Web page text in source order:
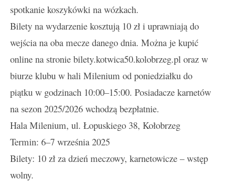
spotkanie koszykówki na wózkach.
Bilety na wydarzenie kosztują 10 zł i uprawniają do
wejścia na oba mecze danego dnia. Można je kupić
online na stronie bilety.kotwica50.kolobrzeg.pl oraz w
biurze klubu w hali Milenium od poniedziałku do
piątku w godzinach 10:00–15:00. Posiadacze karnetów
na sezon 2025/2026 wchodzą bezpłatnie.
Hala Milenium, ul. Łopuskiego 38, Kołobrzeg
Termin: 6–7 września 2025
Bilety: 10 zł za dzień meczowy, karnetowicze – wstęp
wolny.